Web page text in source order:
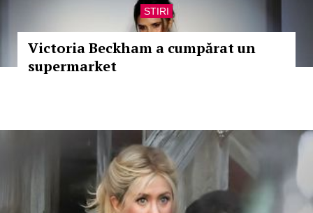
STIRI
Victoria Beckham a cumpărat un
supermarket